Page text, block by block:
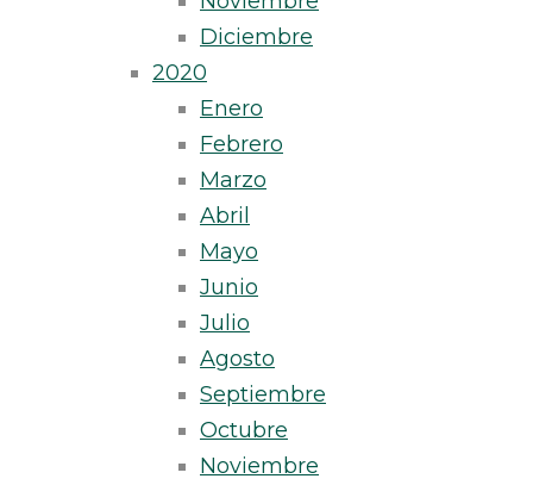
Diciembre
2020
Enero
Febrero
Marzo
Abril
Mayo
Junio
Julio
Agosto
Septiembre
Octubre
Noviembre